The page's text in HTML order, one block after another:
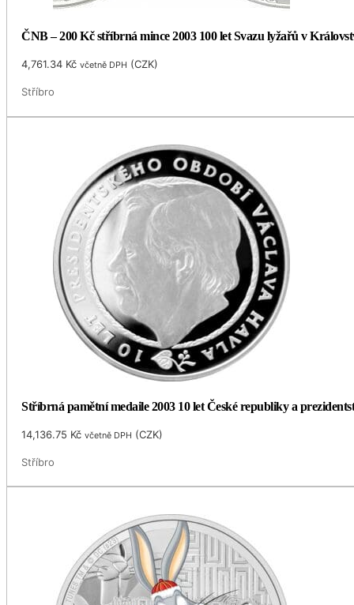
ČNB – 200 Kč stříbrná mince 2003 100 let Svazu lyžařů v
4,761.34 Kč včetně DPH (CZK)
Stříbro
Stříbrná pamětní medaile 2003 10 let České republiky a
14,136.75 Kč včetně DPH (CZK)
Stříbro